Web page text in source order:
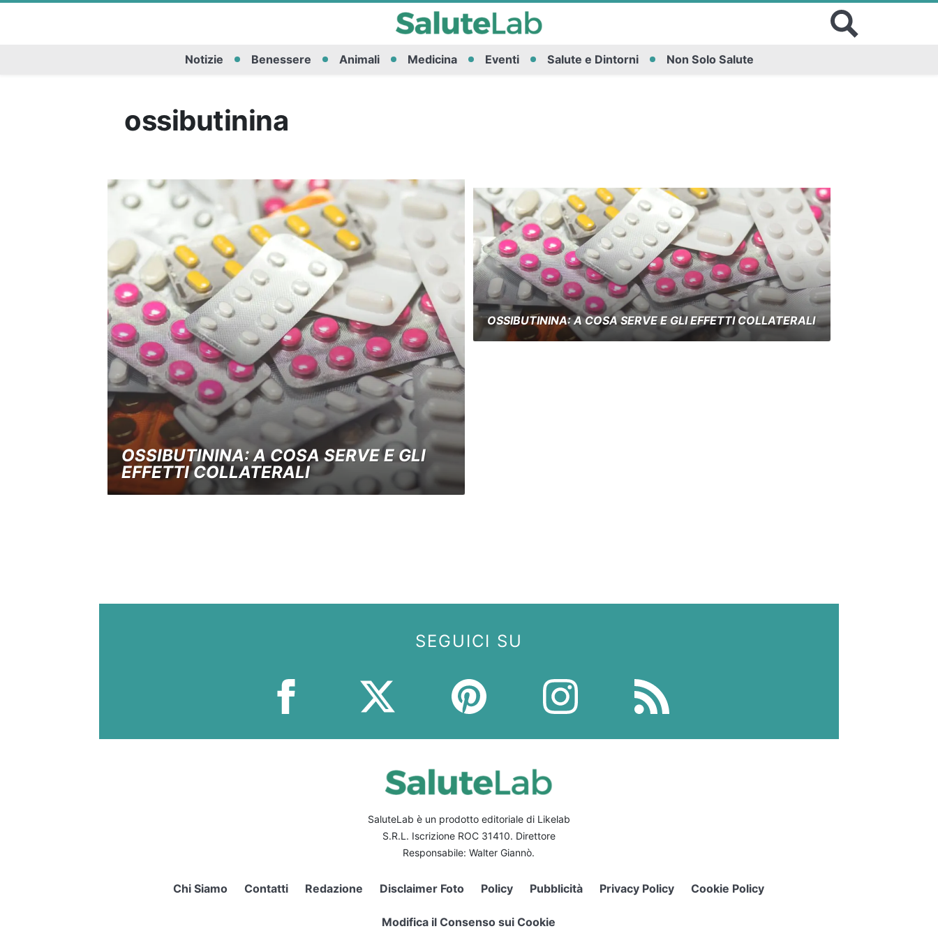
Notizie Benessere Animali Medicina Eventi Salute e Dintorni Non Solo Salute
ossibutinina
OSSIBUTININA: A COSA SERVE E GLI
EFFETTI COLLATERALI
OSSIBUTININA: A COSA SERVE E GLI EFFETTI COLLATERALI
SEGUICI SU
SaluteLab è un prodotto editoriale di Likelab
S.R.L. Iscrizione ROC 31410. Direttore
Responsabile: Walter Giannò.
Chi Siamo Contatti Redazione Disclaimer Foto Policy Pubblicità Privacy Policy Cookie Policy
Modifica il Consenso sui Cookie